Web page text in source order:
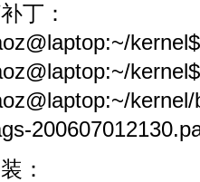
丁：
：